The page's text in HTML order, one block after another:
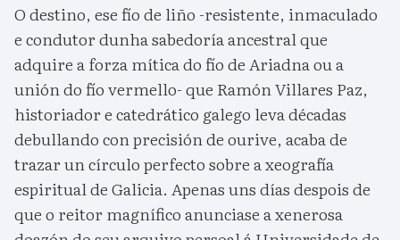
O destino, ese fío de liño -resistente, inmaculado
e condutor dunha sabedoría ancestral que
adquire a forza mítica do fío de Ariadna ou a
unión do fío vermello- que Ramón Villares Paz,
historiador e catedrático galego leva décadas
debullando con precisión de ourive, acaba de
trazar un círculo perfecto sobre a xeografía
espiritual de Galicia. Apenas uns días despois de
que o reitor magnífico anunciase a xenerosa